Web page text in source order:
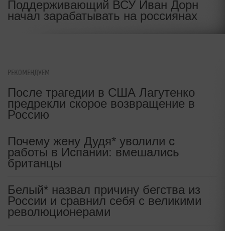
Поддерживающий ВСУ Иван Дорн
начал зарабатывать на россиянах
РЕКОМЕНДУЕМ
После трагедии в США Лагутенко
предрекли скорое возвращение в
Россию
Почему жену Дудя* уволили с
работы в Испании: вмешались
британцы
Белый* назвал причину бегства из
России и сравнил себя с великими
революционерами